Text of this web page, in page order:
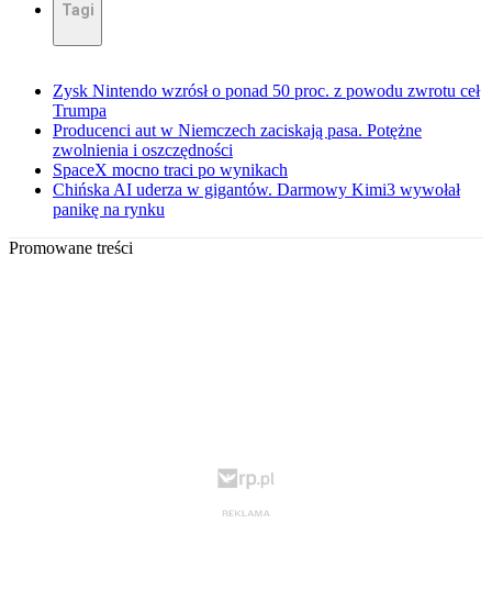
Tagi
Zysk Nintendo wzrósł o ponad 50 proc. z powodu zwrotu ceł
Trumpa
Producenci aut w Niemczech zaciskają pasa. Potężne
zwolnienia i oszczędności
SpaceX mocno traci po wynikach
Chińska AI uderza w gigantów. Darmowy Kimi3 wywołał
panikę na rynku
Promowane treści